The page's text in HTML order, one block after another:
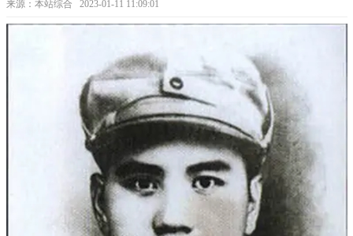
来源：本站综合 2023-01-11 11:09:01